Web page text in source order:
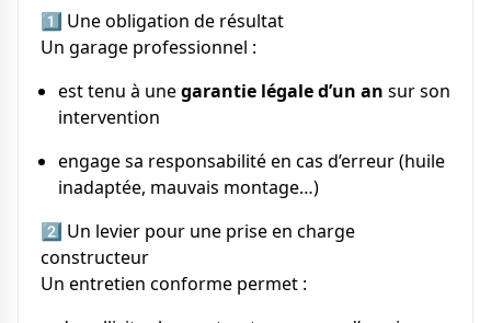
1️⃣ Une obligation de résultat
Un garage professionnel :
est tenu à unegarantie légale d’un an sur son
intervention
engage sa responsabilité en cas d’erreur (huile
inadaptée, mauvais montage…)
2️⃣ Un levier pour une prise en charge
constructeur
Un entretien conforme permet :